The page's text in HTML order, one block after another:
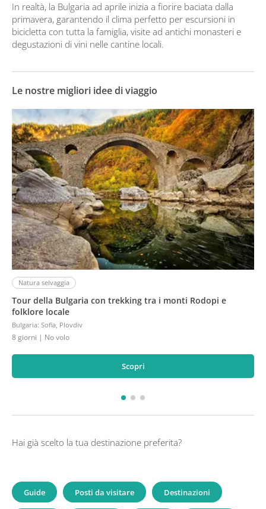
In realtà, la Bulgaria ad aprile inizia a fiorire baciata dalla
primavera, garantendo il clima perfetto per escursioni in
bicicletta con tutta la famiglia, visite ad antichi monasteri e
degustazioni di vini nelle cantine locali.
Le nostre migliori idee di viaggio
Natura selvaggia
Tour della Bulgaria con trekking tra i monti Rodopi e
folklore locale
Bulgaria: Sofia, Plovdiv
8 giorni | No volo
Scopri
Hai già scelto la tua destinazione preferita?
Guide Posti da visitare Destinazioni